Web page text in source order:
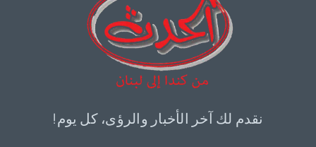
نقدم لك آخر الأخبار والرؤى، كل يوم!